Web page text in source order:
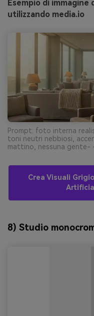
Esempio di
utilizzando media.io
Prompt: foto interna
toni neutri nebbiosi,
mattino, nessuna gente-
Crea Visuali
8) Studio